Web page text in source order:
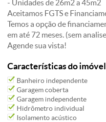
- Unidades de 26m2 a 45m2
Aceitamos FGTS e
Temos a opção de
em até 72 meses. (sem
Agende sua vista!
Características do imóvel
Banheiro independente
Garagem coberta
Garagem independente
Hidrômetro individual
Isolamento acústico